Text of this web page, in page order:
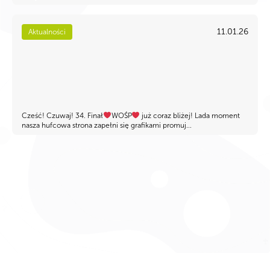
Aktualności 11.01.26
Cześć! Czuwaj! 34. Finał WOŚP
już coraz bliżej! Lada moment
nasza hufcowa strona zapełni się grafikami promuj...